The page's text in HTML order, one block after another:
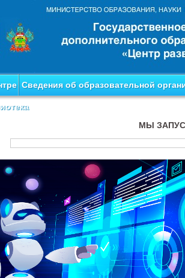
Сведения об образовательной
МЫ